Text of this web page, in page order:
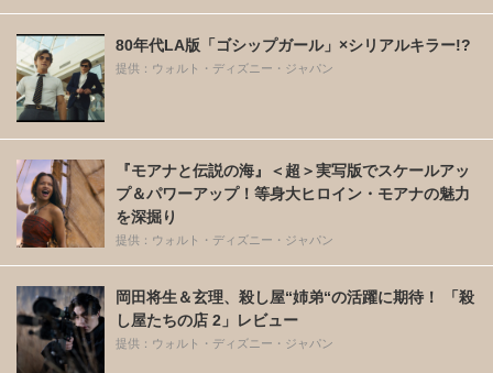
80年代LA版「ゴシップガール」×シリアルキラー!?
提供：ウォルト・ディズニー・ジャパン
『モアナと伝説の海』＜超＞実写版でスケールアッ
プ＆パワーアップ！等身大ヒロイン・モアナの魅力
を深掘り
提供：ウォルト・ディズニー・ジャパン
岡田将生＆玄理、殺し屋“姉弟“の活躍に期待！ 「殺
し屋たちの店 2」レビュー
提供：ウォルト・ディズニー・ジャパン